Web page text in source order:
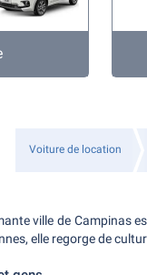
Voiture de location
ville de Campinas
elle regorge de